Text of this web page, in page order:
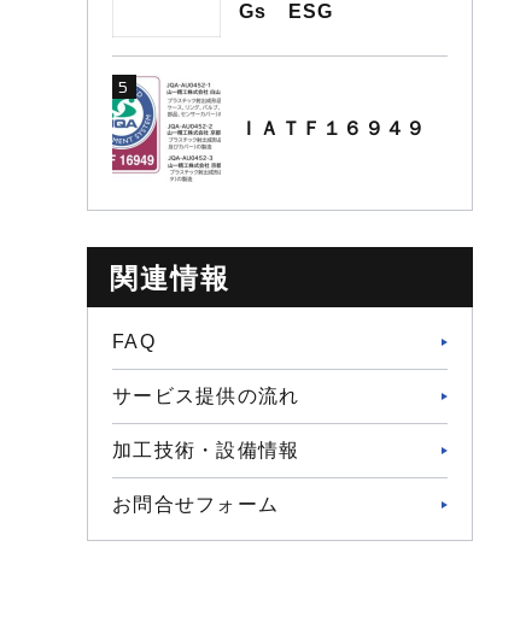
Gs ESG
ＩＡＴＦ１６９４９
関連情報
FAQ
サービス提供の流れ
加工技術・設備情報
お問合せフォーム